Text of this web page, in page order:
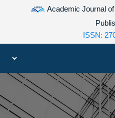
Academic Journal